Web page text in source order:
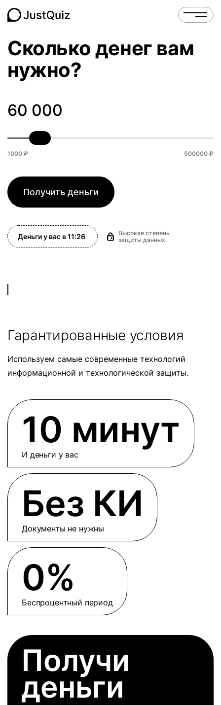
Cколько денег вам
нужно?
1000 ₽ 500000 ₽
Получить деньги
Деньги у вас в11:26
Высокая степень
защиты данных
Гарантированные условия
Используем самые современные технологий
информационной и технологической защиты.
10 минут
И деньги у вас
Без КИ
Документы не нужны
0%
Беспроцентный период
Получи
деньги